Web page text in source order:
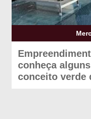
conheça
conceito verde